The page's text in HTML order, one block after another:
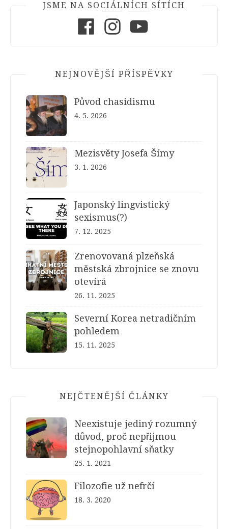
JSME NA SOCIÁLNÍCH SÍTÍCH
NEJNOVĚJŠÍ PŘÍSPĚVKY
Původ chasidismu
4. 5. 2026
Mezisvěty Josefa Šímy
3. 1. 2026
Japonský lingvistický
sexismus(?)
7. 12. 2025
Zrenovovaná plzeňská
městská zbrojnice se znovu
otevírá
26. 11. 2025
Severní Korea netradičním
pohledem
15. 11. 2025
NEJČTENĚJŠÍ ČLÁNKY
Neexistuje jediný rozumný
důvod, proč nepřijmou
stejnopohlavní sňatky
25. 1. 2021
Filozofie už nefrčí
18. 3. 2020